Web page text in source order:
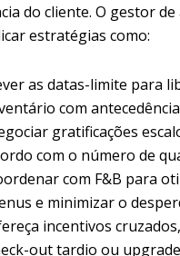
do cliente. O gestor
estratégias como:
as datas-limite para
com
gratificações
com o número de
com F&B para
e minimizar o
incentivos
out tardio ou